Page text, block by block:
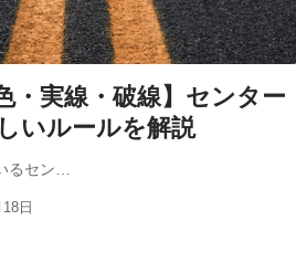
・実線・破線】センター
いルールを解説
るセン…
日